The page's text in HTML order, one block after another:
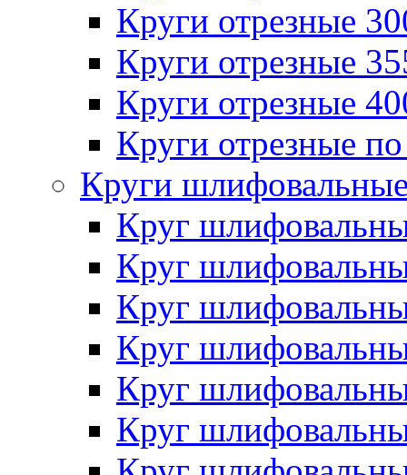
Круги отрезные
Круги отрезные
Круги отрезные
Круги отрезные
Круги
Круг
Круг
Круг
Круг
Круг
Круг